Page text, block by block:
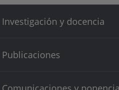
Investigación y docencia
Publicaciones